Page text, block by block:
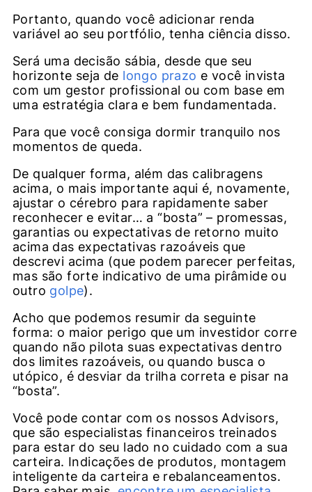
Portanto, quando você adicionar renda
variável ao seu portfólio, tenha ciência disso.
Será uma decisão sábia, desde que seu
horizonte seja de longo prazo e você invista
com um gestor profissional ou com base em
uma estratégia clara e bem fundamentada.
Para que você consiga dormir tranquilo nos
momentos de queda.
De qualquer forma, além das calibragens
acima, o mais importante aqui é, novamente,
ajustar o cérebro para rapidamente saber
reconhecer e evitar… a “bosta” – promessas,
garantias ou expectativas de retorno muito
acima das expectativas razoáveis que
descrevi acima (que podem parecer perfeitas,
mas são forte indicativo de uma pirâmide ou
outro golpe).
Acho que podemos resumir da seguinte
forma: o maior perigo que um investidor corre
quando não pilota suas expectativas dentro
dos limites razoáveis, ou quando busca o
utópico, é desviar da trilha correta e pisar na
“bosta”.
Você pode contar com os nossos Advisors,
que são especialistas financeiros treinados
para estar do seu lado no cuidado com a sua
carteira. Indicações de produtos, montagem
inteligente da carteira e rebalanceamentos.